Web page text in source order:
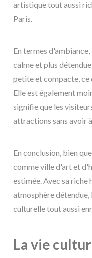
artistique tout aussi
Paris.
En termes
calme et plus
petite et compacte, ce
Elle est également
signifie que les
attractions sans avoir
En conclusion, bien
comme ville d'art et
estimée. Avec sa riche
atmosphère
culturelle tout aussi
La vie